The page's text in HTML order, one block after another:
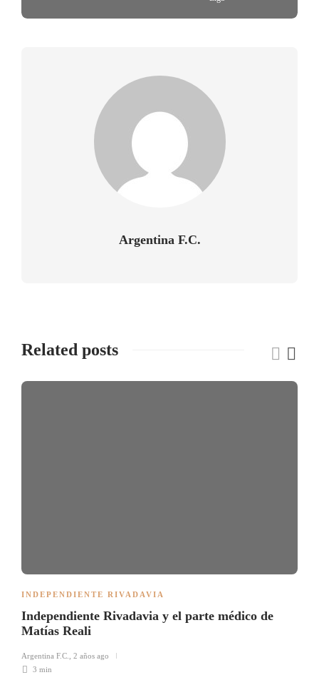
Argentina F.C.
Related posts
INDEPENDIENTE RIVADAVIA
Independiente Rivadavia y el parte médico de
Matías Reali
Argentina F.C., 2 años ago
3 min